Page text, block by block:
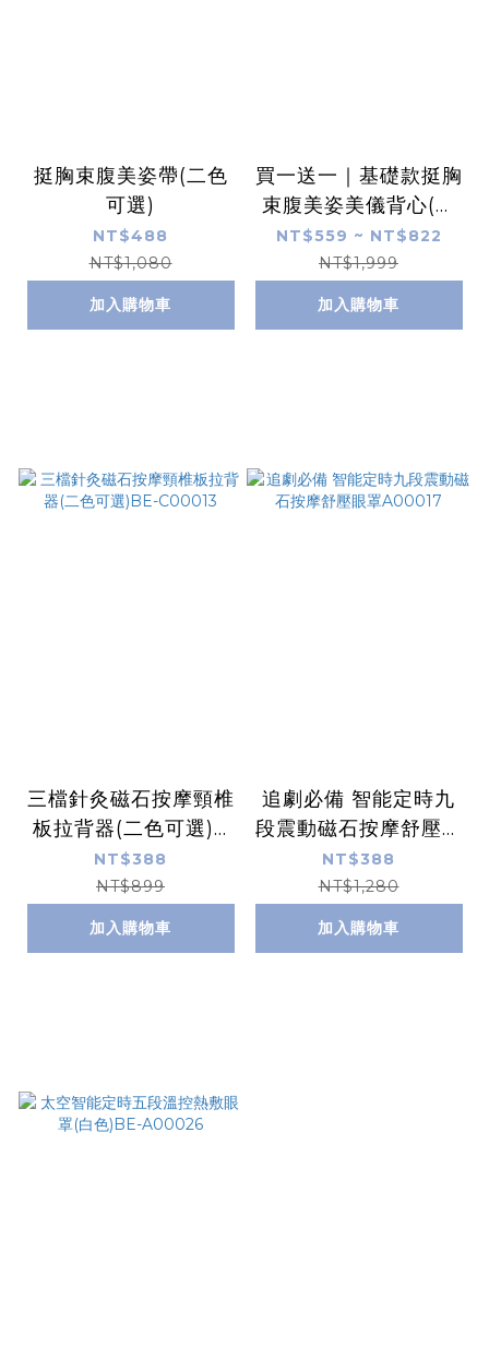
挺胸束腹美姿帶(二色
可選)
NT$488
NT$1,080
加入購物車
買一送一｜基礎款挺胸
束腹美姿美儀背心(黑
色)C06
NT$559 ~ NT$822
NT$1,999
加入購物車
三檔針灸磁石按摩頸椎
板拉背器(二色可選)B
E-C00013
NT$388
NT$899
加入購物車
追劇必備 智能定時九
段震動磁石按摩舒壓眼
罩A00017
NT$388
NT$1,280
加入購物車